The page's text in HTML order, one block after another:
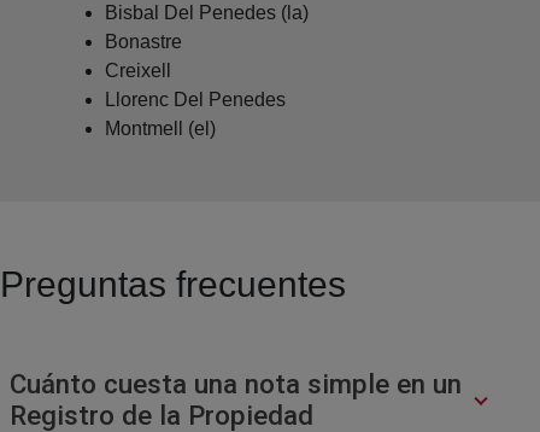
Bisbal Del Penedes (la)
Bonastre
Creixell
Llorenc Del Penedes
Montmell (el)
Preguntas frecuentes
Cuánto cuesta una nota simple en un
Registro de la Propiedad